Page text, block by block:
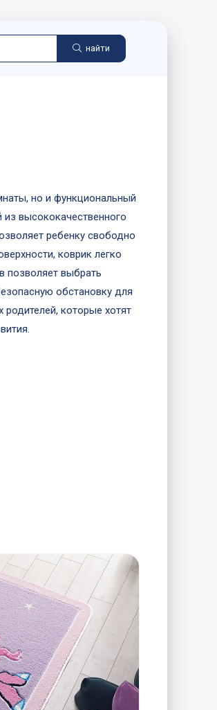
найти
но и функциональный
высококачественного
ребенку свободно
коврик легко
позволяет выбрать
обстановку для
родителей, которые хотят